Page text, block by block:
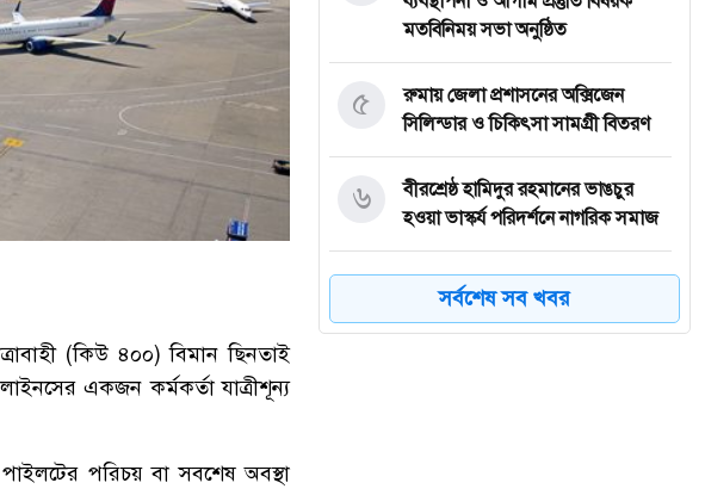
(কিউ ৪০০) বিমান ছিনতাই
একজন কর্মকর্তা যাত্রীশূন্য
পরিচয় বা সবশেষ অবস্থা
মতবিনিময় সভা অনুষ্ঠিত
রুমায় জেলা প্রশাসনের অক্সিজেন
সিলিন্ডার ও চিকিৎসা সামগ্রী বিতরণ
৫
বীরশ্রেষ্ঠ হামিদুর রহমানের ভাঙচুর
হওয়া ভাস্কর্য পরিদর্শনে নাগরিক সমাজ
৬
নাইক্ষ্যংছড়িতে বিজিবির অভিযানে ২
কোটি ৭০ লাখ টাকার বার্মিজ ইয়াবা
উদ্ধার
সর্বশেষ সব খবর